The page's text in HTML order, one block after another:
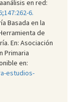
en red:
6.
Basada en la
de
En: Asociación
Primaria
en:
estudios-